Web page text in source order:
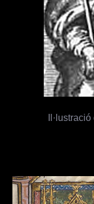
Il·lustració